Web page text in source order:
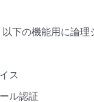
下の機能用に論理
ス
ル認証